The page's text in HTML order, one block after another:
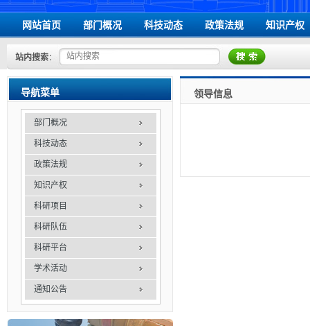
网站首页 部门概况
领导信息
组织机构
联系我们
科技动态 政策法规
国家级相关文件
省级相关文件
学校相关文件
知识产权
站内搜索：
导航菜单
部门概况
科技动态
政策法规
知识产权
科研项目
科研队伍
科研平台
学术活动
通知公告
领导信息